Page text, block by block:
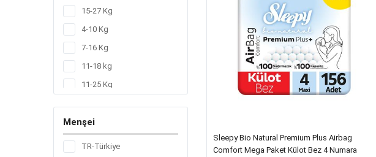
15-27 Kg
4-10 Kg
7-16 Kg
11-18 kg
11-25 Kg
20-30 kg
Menşei
TR-Türkiye
Sleepy Bio Natural Premium Plus Airbag
Comfort Mega Paket Külot Bez 4 Numara